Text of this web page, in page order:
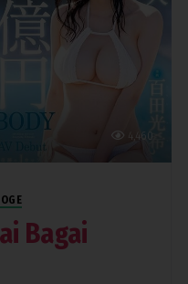
4,460
Bagai